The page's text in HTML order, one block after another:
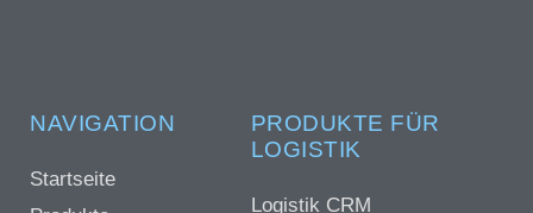
NAVIGATION
Startseite
PRODUKTE FÜR
LOGISTIK
Logistik CRM